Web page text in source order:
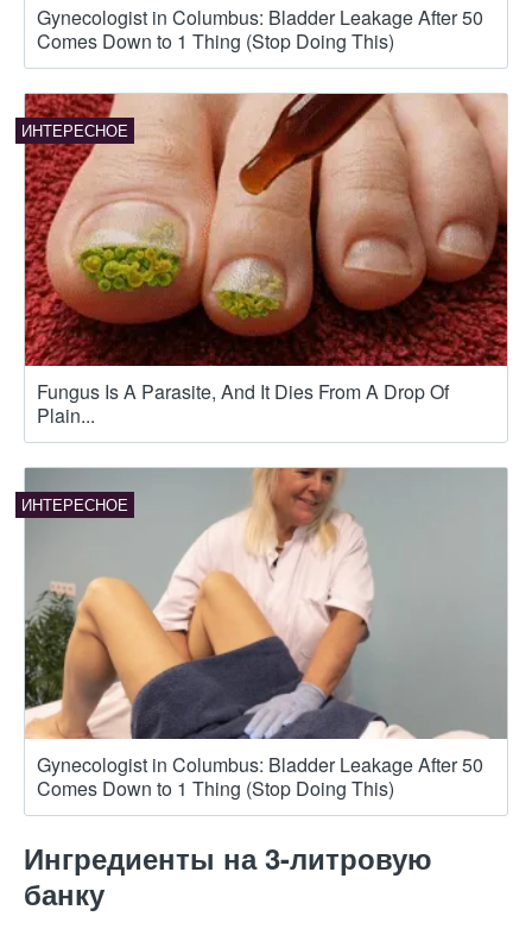
Gynecologist in Columbus: Bladder Leakage After 50
Comes Down to 1 Thing (Stop Doing This)
Fungus Is A Parasite, And It Dies From A Drop Of
Plain...
Gynecologist in Columbus: Bladder Leakage After 50
Comes Down to 1 Thing (Stop Doing This)
Ингредиенты на 3-литровую
банку